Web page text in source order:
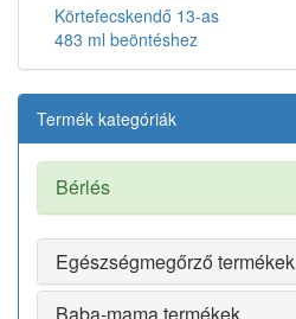
Körtefecskendő 13-as
483 ml beöntéshez
Termék kategóriák
Bérlés
Egészségmegőrző termékek